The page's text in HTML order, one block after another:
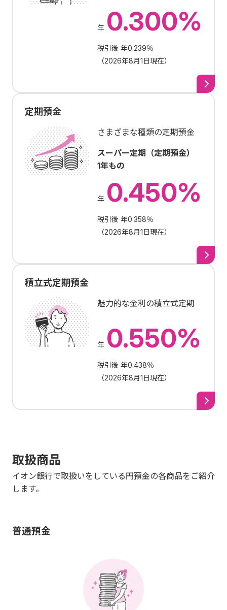
年 0.300%
税引後 年0.239％
（2026年8月1日現在）
定期預金
さまざまな種類の定期預金
スーパー定期（定期預金）
1年もの
年 0.450%
税引後 年0.358％
（2026年8月1日現在）
積立式定期預金
魅力的な金利の積立式定期
年 0.550%
税引後 年0.438％
（2026年8月1日現在）
取扱商品
イオン銀行で取扱いをしている円預金の各商品をご紹介
します。
普通預金